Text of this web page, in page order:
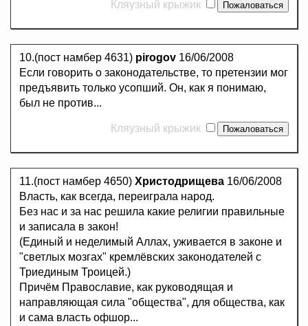
Кляузный крыжик
10.(пост намбер 4631) pirogov 16/06/2008
Если говорить о законодательстве, то претензии мог
предъявить только усопший. Он, как я понимаю,
был не против...
Кляузный крыжик
11.(пост намбер 4650) Христодрищева 16/06/2008
Власть, как всегда, переиграла народ.
Без нас и за нас решила какие религии правильные
и записала в закон!
(Единый и неделимый Аллах, уживается в законе и
"светлых мозгах" кремлёвских законодателей с
Триединым Троицей.)
Причём Православие, как руководящая и
направляющая сила "общества", для общества, как
и сама власть офшор...